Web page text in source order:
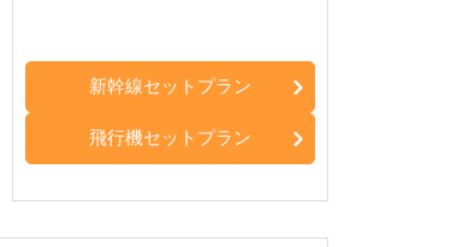
新幹線セットプラン
飛行機セットプラン